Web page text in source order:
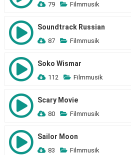
79 Filmmusik
Soundtrack Russian
87 Filmmusik
Soko Wismar
112 Filmmusik
Scary Movie
80 Filmmusik
Sailor Moon
83 Filmmusik